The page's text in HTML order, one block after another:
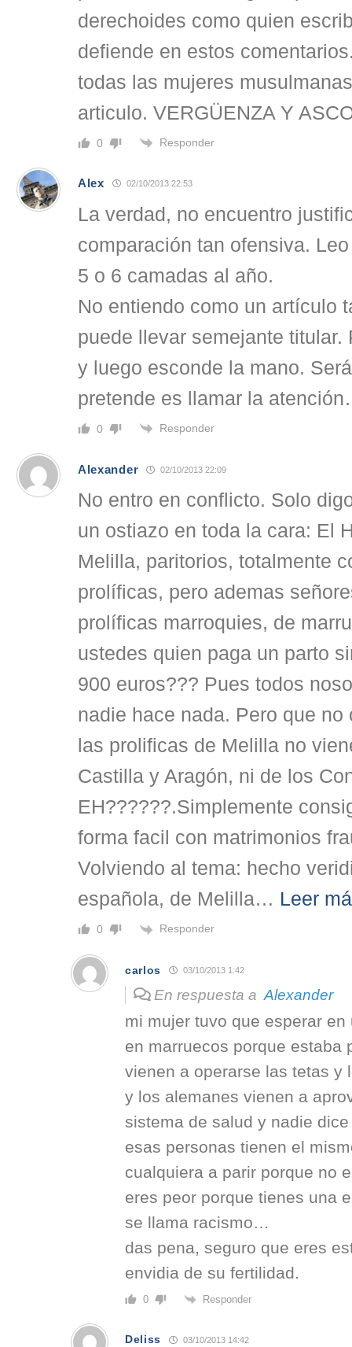
derechoides como quien
defiende en estos
todas las mujeres
articulo. VERGÜENZA Y
0 Responder
Alex 02/10/2013 22:53
La verdad, no encuentro
comparación tan ofensiva.
5 o 6 camadas al año.
No entiendo como un artículo
puede llevar semejante titular.
y luego esconde la mano.
pretende es llamar la
0 Responder
Alexander 02/10/2013 22:09
No entro en conflicto. Solo
un ostiazo en toda la cara: El
Melilla, paritorios, totalmente
prolíficas, pero ademas
prolíficas marroquies, de
ustedes quien paga un parto
900 euros??? Pues todos
nadie hace nada. Pero que no
las prolificas de Melilla no
Castilla y Aragón, ni de los
EH??????.Simplemente
forma facil con matrimonios
Volviendo al tema: hecho
española, de Melilla… Leer
0 Responder
carlos 03/10/2013 1:42
En respuesta a Alexander
mi mujer tuvo que esperar
en marruecos porque estaba
vienen a operarse las tetas
y los alemanes vienen a
sistema de salud y nadie
esas personas tienen el
cualquiera a parir porque no
eres peor porque tienes una
se llama racismo…
das pena, seguro que eres
envidia de su fertilidad.
0 Responder
Deliss 03/10/2013 14:42